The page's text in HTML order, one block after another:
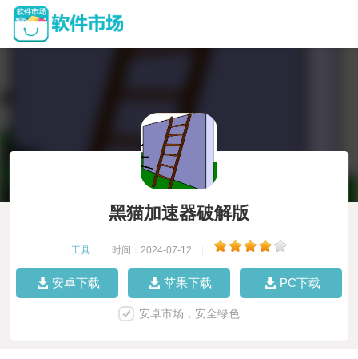
黑猫加速器破解版
工具 时间：2024-07-12
安卓下载 苹果下载 PC下载
安卓市场，安全绿色